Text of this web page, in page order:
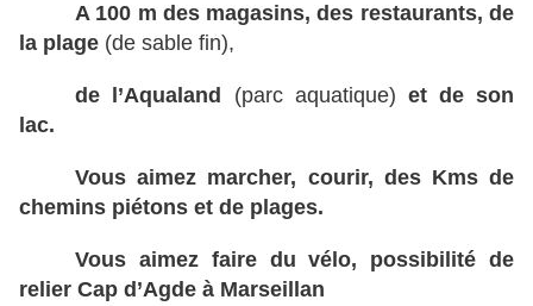
A 100 m des magasins, des restaurants, de
la plage (de sable fin),
de l’Aqualand (parc aquatique) et de son
lac.
Vous aimez marcher, courir, des Kms de
chemins piétons et de plages.
Vous aimez faire du vélo, possibilité de
relier Cap d’Agde à Marseillan